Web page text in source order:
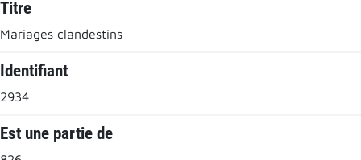
Titre
Mariages clandestins
Identifiant
2934
Est une partie de